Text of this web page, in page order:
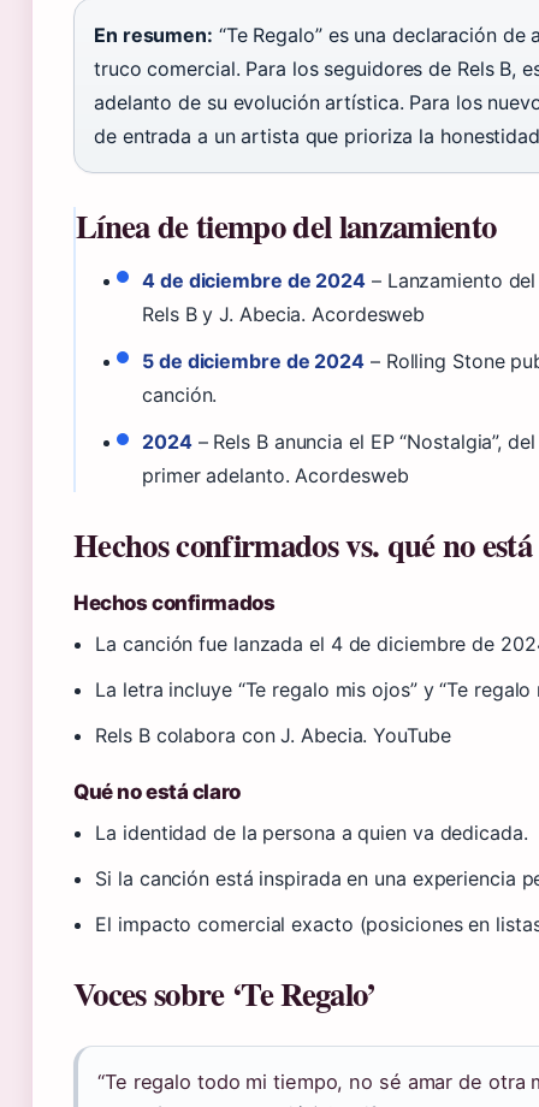
En resumen: “Te Regalo” es una declaración de
truco comercial. Para los seguidores de Rels B,
adelanto de su evolución artística. Para los
de entrada a un artista que prioriza la
Línea de tiempo del lanzamiento
4 de diciembre de 2024 – Lanzamiento
Rels B y J. Abecia. Acordesweb
5 de diciembre de 2024 – Rolling Stone
canción.
2024– Rels B anuncia el EP “Nostalgia”,
primer adelanto. Acordesweb
Hechos confirmados vs. qué no
Hechos confirmados
La canción fue lanzada el 4 de diciembre de
La letra incluye “Te regalo mis ojos” y “Te
Rels B colabora con J. Abecia. YouTube
Qué no está claro
La identidad de la persona a quien va dedicada.
Si la canción está inspirada en una experiencia
El impacto comercial exacto (posiciones en
Voces sobre ‘Te Regalo’
“Te regalo todo mi tiempo, no sé amar de otra